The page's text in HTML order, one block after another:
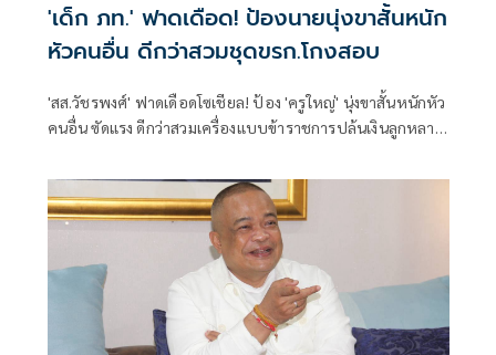
'เด็ก ภท.' ฟาดเดือด! ป้องนายนุ่งขาสั้นหนัก
หัวคนอื่น ดีกว่าสวมชุดขรก.โกงสอบ
'สส.วัชรพงศ์' ฟาดเดือดโซเชียล! ป้อง 'ครูใหญ่' นุ่งขาสั้นหนักหัว
คนอื่น ซัดแรง ดีกว่าสวมเครื่องแบบข้าราชการปล้นเงินลูกหลาน